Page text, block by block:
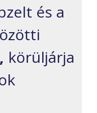
és a
, körüljárja